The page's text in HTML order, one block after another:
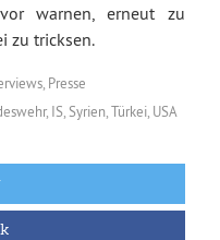
warnen, erneut zu
zu tricksen.
Presse
, IS Syrien Türkei USA